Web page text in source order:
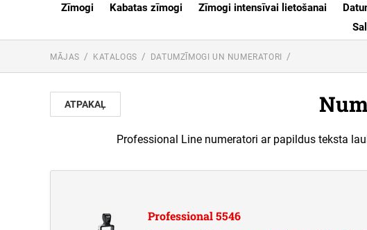
Zīmogi Kabatas zīmogi Zīmogi intensīvai lietošanai
MĀJAS KATALOGS DATUMZĪMOGI UN NUMERATORI
ATPAKAĻ
Professional Line numeratori ar papildus teksta
Professional 5546